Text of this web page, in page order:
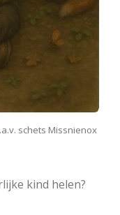
schets Missnienox
kind helen?